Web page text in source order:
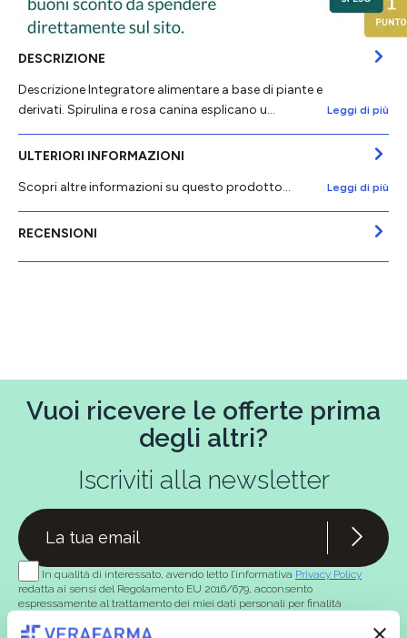
DESCRIZIONE
Descrizione Integratore alimentare a base di piante e
derivati. Spirulina e rosa canina esplicano u…
Leggi di più
ULTERIORI INFORMAZIONI
Scopri altre informazioni su questo prodotto...
Leggi di più
RECENSIONI
Vuoi ricevere le offerte prima
degli altri?
Iscriviti alla newsletter
In qualità di interessato, avendo letto l’informativa Privacy Policy
redatta ai sensi del Regolamento EU 2016/679, acconsento
espressamente al trattamento dei miei dati personali per finalità
marketing (con modalità telematiche - quali ad es. newsletter ed e-mail